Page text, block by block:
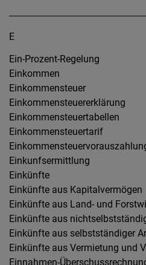
E
Ein-Prozent-Regelung
Einkommen
Einkommensteuer
Einkommensteuererklärung
Einkommensteuertabellen
Einkommensteuertarif
Einkunfsermittlung
Einkünfte
Einkünfte aus Kapitalvermögen
Einkünfte aus Land- und
Einkünfte aus
Einkünfte aus selbstständiger
Einkünfte aus Vermietung und
Einnahmen-